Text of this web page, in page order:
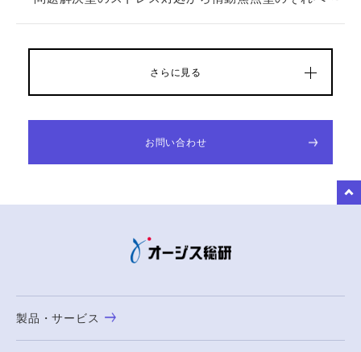
さらに見る
お問い合わせ
製品・サービス